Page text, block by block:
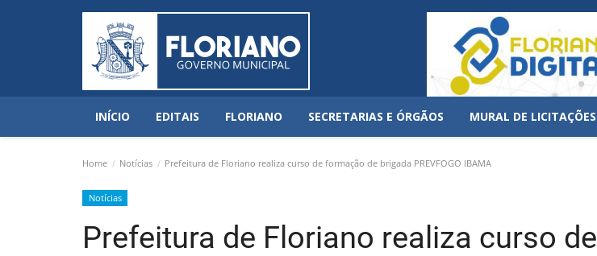
INÍCIO EDITAIS FLORIANO SECRETARIAS E ÓRGÃOS MURAL DE LICITAÇÕES
Home Notícias Prefeitura de Floriano realiza curso de formação de brigada PREVFOGO IBAMA
Notícias
Prefeitura de Floriano realiza curso de